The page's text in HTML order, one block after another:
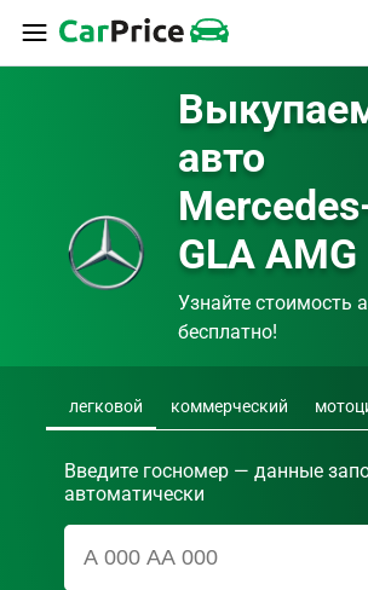
авто
GLA AMG
Узнайте стоимость
бесплатно!
легковой коммерческий
Введите госномер — данные
автоматически